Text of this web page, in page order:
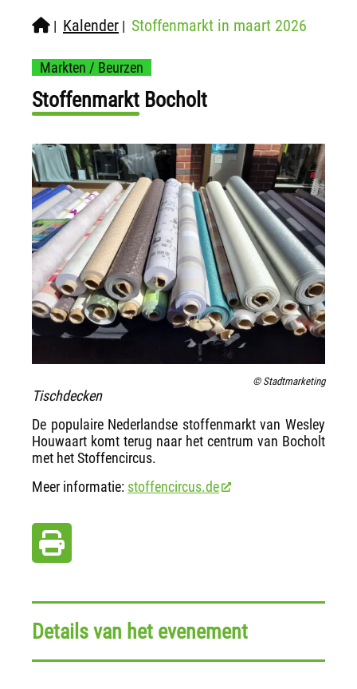
| Kalender | Stoffenmarkt in maart 2026
Markten / Beurzen
Stoffenmarkt Bocholt
© Stadtmarketing
Tischdecken
De populaire Nederlandse stoffenmarkt van Wesley
Houwaart komt terug naar het centrum van Bocholt
met het Stoffencircus.
Meer informatie: stoffencircus.de
Details van het evenement